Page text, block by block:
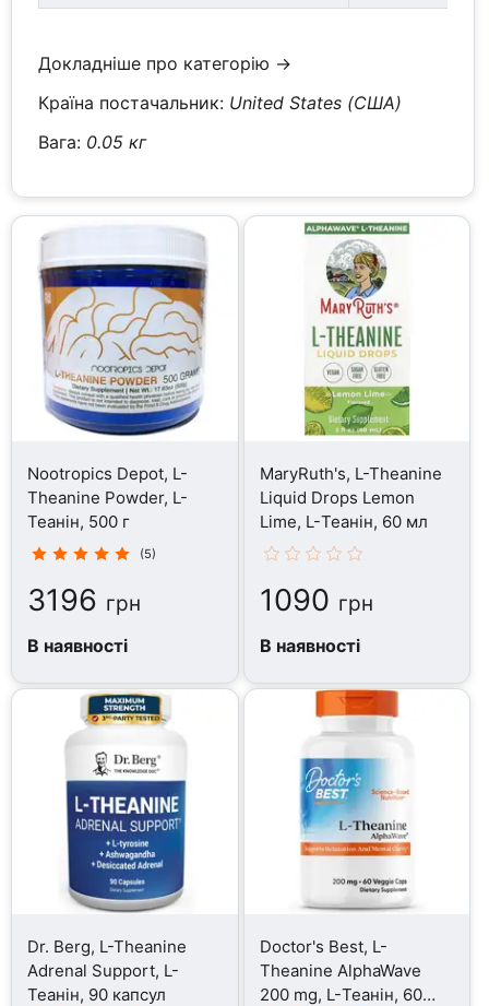
Докладніше про категорію →
Країна постачальник: United States (США)
Вага: 0.05 кг
Nootropics Depot, L-
Theanine Powder, L-
Теанін, 500 г
(5)
3196 грн
В наявності
MaryRuth's, L-Theanine
Liquid Drops Lemon
Lime, L-Теанін, 60 мл
1090 грн
В наявності
Dr. Berg, L-Theanine
Adrenal Support, L-
Теанін, 90 капсул
Doctor's Best, L-
Theanine AlphaWave
200 mg, L-Теанін, 60